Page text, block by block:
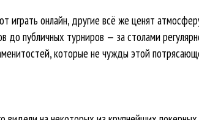
играть онлайн, другие всё же ценят
до публичных турниров — за столами
которые не чужды этой